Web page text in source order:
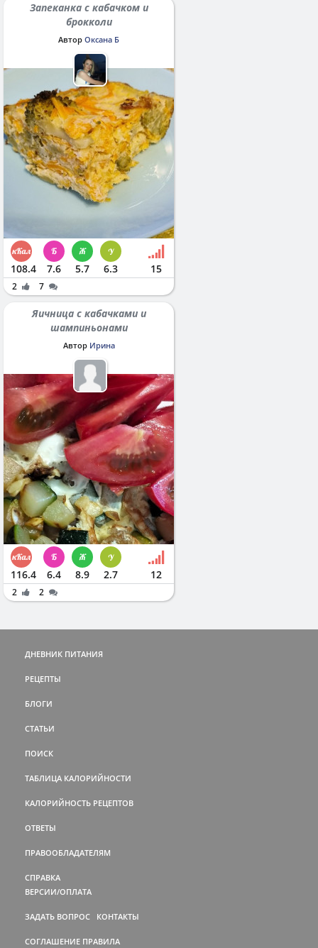
Запеканка с кабачком и
брокколи
Автор Оксана Б
108.4 7.6 5.7 6.3 15
2 7
Яичница с кабачками и
шампиньонами
Автор Ирина
116.4 6.4 8.9 2.7 12
2 2
ДНЕВНИК ПИТАНИЯ
РЕЦЕПТЫ
БЛОГИ
СТАТЬИ
ПОИСК
ТАБЛИЦА КАЛОРИЙНОСТИ
КАЛОРИЙНОСТЬ РЕЦЕПТОВ
ОТВЕТЫ
ПРАВООБЛАДАТЕЛЯМ
СПРАВКА
ВЕРСИИ/ОПЛАТА
ЗАДАТЬ ВОПРОС КОНТАКТЫ
СОГЛАШЕНИЕ ПРАВИЛА